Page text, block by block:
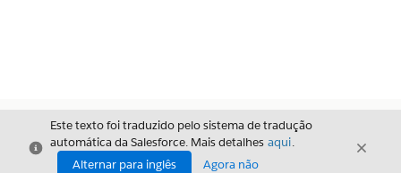
Fechar
Este texto foi traduzido pelo sistema de tradução
automática da Salesforce. Mais detalhes aqui.
Alternar para inglês
Agora não
Fechar